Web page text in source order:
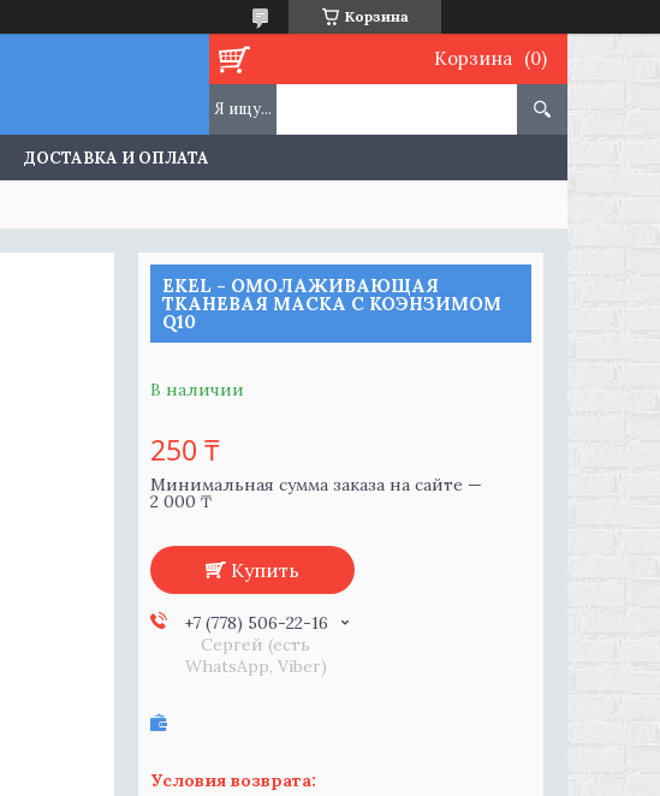
Корзина
Корзина
ДОСТАВКА И ОПЛАТА
EKEL - ОМОЛАЖИВАЮЩАЯ
ТКАНЕВАЯ МАСКА С КОЭНЗИМОМ
Q10
В наличии
250 ₸
Минимальная сумма заказа на сайте —
2 000 ₸
Купить
+7 (778) 506-22-16
Сергей (есть
WhatsApp, Viber)